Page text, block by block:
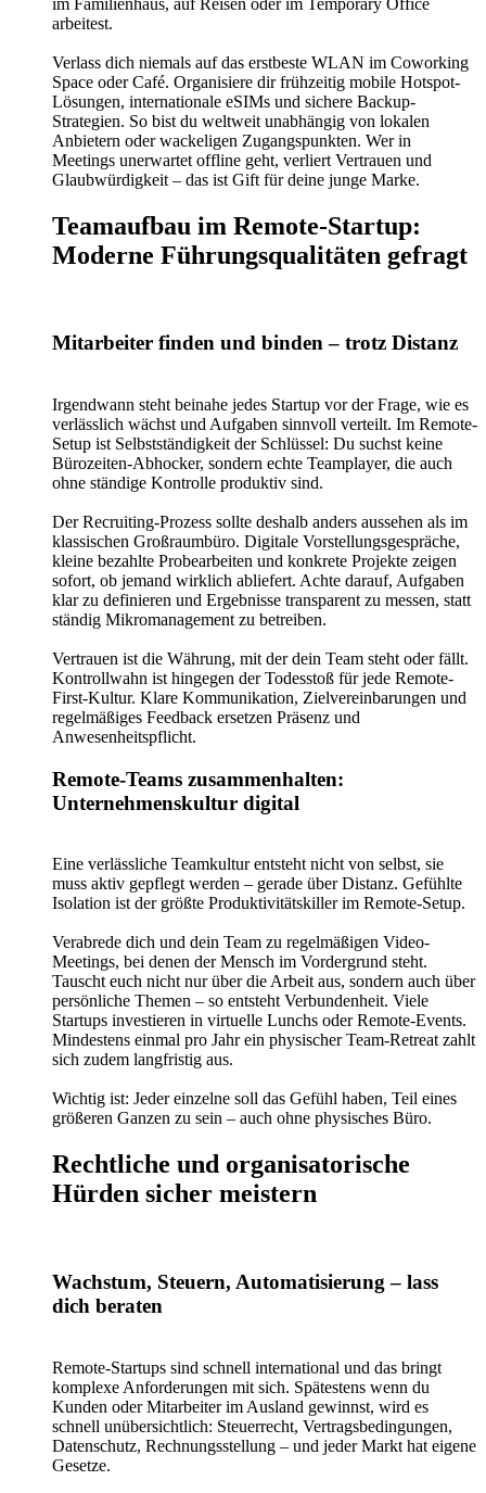
arbeitest.
Verlass dich niemals auf das erstbeste WLAN im Coworking
Space oder Café. Organisiere dir frühzeitig mobile Hotspot-
Lösungen, internationale eSIMs und sichere Backup-
Strategien. So bist du weltweit unabhängig von lokalen
Anbietern oder wackeligen Zugangspunkten. Wer in
Meetings unerwartet offline geht, verliert Vertrauen und
Glaubwürdigkeit – das ist Gift für deine junge Marke.
Teamaufbau im Remote-Startup:
Moderne Führungsqualitäten gefragt
Mitarbeiter finden und binden – trotz Distanz
Irgendwann steht beinahe jedes Startup vor der Frage, wie es
verlässlich wächst und Aufgaben sinnvoll verteilt. Im Remote-
Setup ist Selbstständigkeit der Schlüssel: Du suchst keine
Bürozeiten-Abhocker, sondern echte Teamplayer, die auch
ohne ständige Kontrolle produktiv sind.
Der Recruiting-Prozess sollte deshalb anders aussehen als im
klassischen Großraumbüro. Digitale Vorstellungsgespräche,
kleine bezahlte Probearbeiten und konkrete Projekte zeigen
sofort, ob jemand wirklich abliefert. Achte darauf, Aufgaben
klar zu definieren und Ergebnisse transparent zu messen, statt
ständig Mikromanagement zu betreiben.
Vertrauen ist die Währung, mit der dein Team steht oder fällt.
Kontrollwahn ist hingegen der Todesstoß für jede Remote-
First-Kultur. Klare Kommunikation, Zielvereinbarungen und
regelmäßiges Feedback ersetzen Präsenz und
Anwesenheitspflicht.
Remote-Teams zusammenhalten:
Unternehmenskultur digital
Eine verlässliche Teamkultur entsteht nicht von selbst, sie
muss aktiv gepflegt werden – gerade über Distanz. Gefühlte
Isolation ist der größte Produktivitätskiller im Remote-Setup.
Verabrede dich und dein Team zu regelmäßigen Video-
Meetings, bei denen der Mensch im Vordergrund steht.
Tauscht euch nicht nur über die Arbeit aus, sondern auch über
persönliche Themen – so entsteht Verbundenheit. Viele
Startups investieren in virtuelle Lunchs oder Remote-Events.
Mindestens einmal pro Jahr ein physischer Team-Retreat zahlt
sich zudem langfristig aus.
Wichtig ist: Jeder einzelne soll das Gefühl haben, Teil eines
größeren Ganzen zu sein – auch ohne physisches Büro.
Rechtliche und organisatorische
Hürden sicher meistern
Wachstum, Steuern, Automatisierung – lass
dich beraten
Remote-Startups sind schnell international und das bringt
komplexe Anforderungen mit sich. Spätestens wenn du
Kunden oder Mitarbeiter im Ausland gewinnst, wird es
schnell unübersichtlich: Steuerrecht, Vertragsbedingungen,
Datenschutz, Rechnungsstellung – und jeder Markt hat eigene
Gesetze.